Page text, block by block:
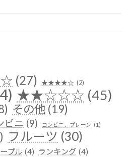
(27) ★★★★☆ (2)
★★☆☆☆ (45)
その他 (19)
ビニ (9) コンビニ、プレーン (1)
フルーツ (30)
プル (4) ランキング (4)